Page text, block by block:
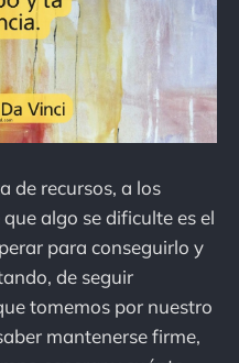
de recursos, a los
algo se dificulte es el
para conseguirlo y
de seguir
tomemos por nuestro
mantenerse firme,